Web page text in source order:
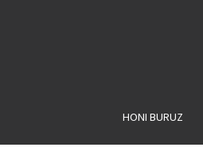
HONI BURUZ